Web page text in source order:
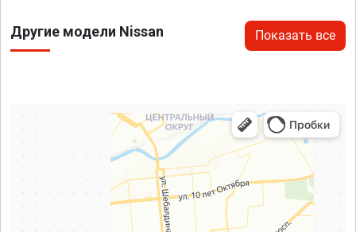
Другие модели Nissan Показать все